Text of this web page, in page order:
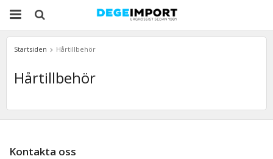
Startsiden Hårtillbehör
Hårtillbehör
Kontakta oss